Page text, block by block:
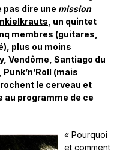
pas dire une mission
, un quintet
membres (guitares,
plus ou moins
Vendôme, Santiago du
(mais
le cerveau et
programme de ce
« Pourquoi
et comment